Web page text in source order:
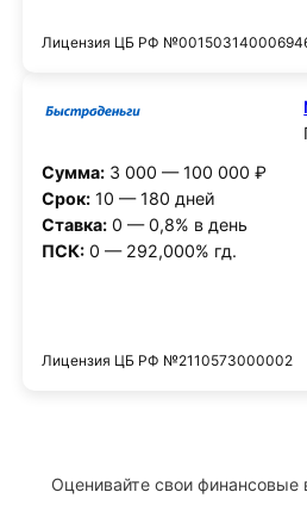
Лицензия ЦБ РФ
Сумма:3 000 — 100 000 ₽
Срок:10 — 180 дней
Ставка:0 — 0,8% в день
ПСК:0 — 292,000% гд.
Лицензия ЦБ РФ №2110573000002
Оценивайте свои